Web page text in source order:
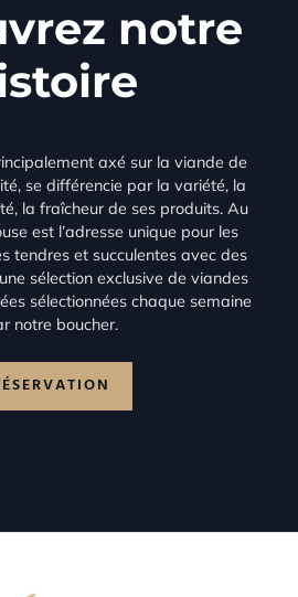
notre
axé sur la viande de
se différencie par la variété, la
la fraîcheur de ses produits. Au
est l’adresse unique pour les
tendres et succulentes avec des
sélection exclusive de viandes
sélectionnées chaque semaine
notre boucher.